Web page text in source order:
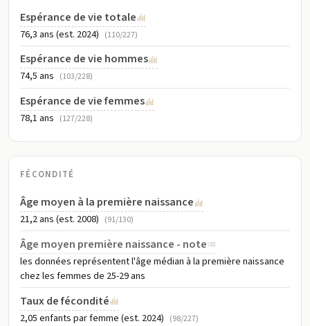
Espérance de vie totale
76,3 ans (est. 2024) (110/227)
Espérance de vie hommes
74,5 ans (103/228)
Espérance de vie femmes
78,1 ans (127/228)
FÉCONDITÉ
Âge moyen à la première naissance
21,2 ans (est. 2008) (91/130)
Âge moyen première naissance - note
les données représentent l'âge médian à la première naissance
chez les femmes de 25-29 ans
Taux de fécondité
2,05 enfants par femme (est. 2024) (98/227)